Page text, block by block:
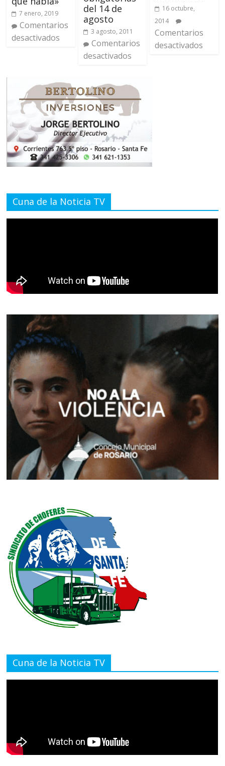
7 enero, 2019
Comentarios
desactivados
del 14 de
agosto
3 agosto, 2011
Comentarios
desactivados
16 octubre,
2014
Comentarios
desactivados
Cuna de la Noticia TV
Cuna de la Noticia TV